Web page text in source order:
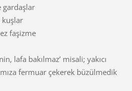
gardaşlar
kuşlar
faşizme
lafa bakılmaz’ misali; yakıcı
fermuar çekerek büzülmedik